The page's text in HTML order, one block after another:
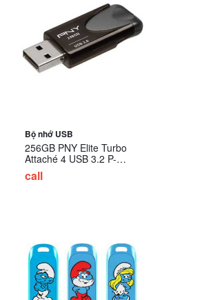
Bộ nhớ USB
256GB PNY Elite Turbo
Attaché 4 USB 3.2 P-
FD256TBAT4A-GE
call